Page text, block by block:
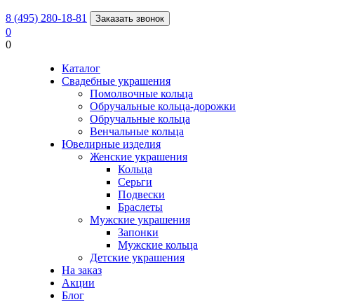
8 (495) 280-18-81 Заказать звонок
0
0
Каталог
Свадебные украшения
Помолвочные кольца
Обручальные кольца-дорожки
Обручальные кольца
Венчальные кольца
Ювелирные изделия
Женские украшения
Кольца
Серьги
Подвески
Браслеты
Мужские украшения
Запонки
Мужские кольца
Детские украшения
На заказ
Акции
Блог